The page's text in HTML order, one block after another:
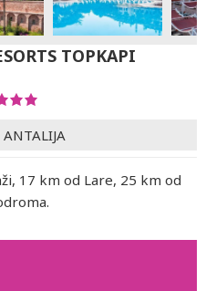
TOPKAPI
ANTALIJA
17 km od Lare, 25 km od